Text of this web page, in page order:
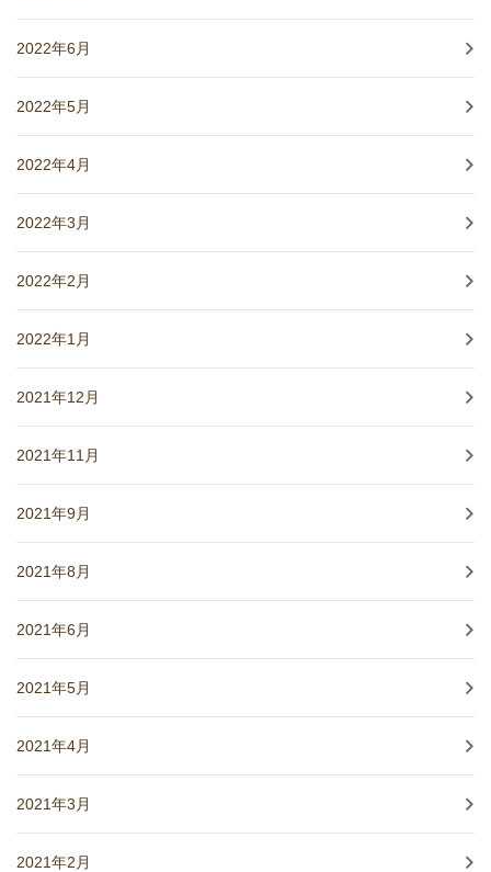
2022年6月
2022年5月
2022年4月
2022年3月
2022年2月
2022年1月
2021年12月
2021年11月
2021年9月
2021年8月
2021年6月
2021年5月
2021年4月
2021年3月
2021年2月